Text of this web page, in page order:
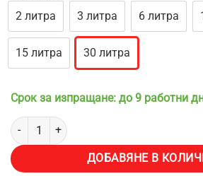
2 литра
3 литра 6 литра
15 литра 30 литра
Срок за изпращане: до 9 работни
количество за Ултразвукова вана
ДОБАВЯНЕ В